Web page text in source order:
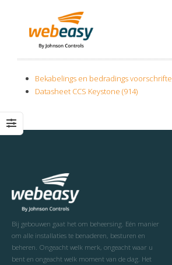
Bekabelings en bedradings
Datasheet CCS Keystone (914)
Bij gebouwen gaat het om beheersing. Eén manier
om alle installaties te benaderen, besturen en
beheren. Ongeacht welk merk, ongeacht waar u
bent en ongeacht welk moment van de dag. Het